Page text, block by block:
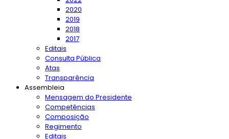
2020
2019
2018
2017
Editais
Consulta Pública
Atas
Transparência
Assembleia
Mensagem do Presidente
Competências
Composição
Regimento
Editais